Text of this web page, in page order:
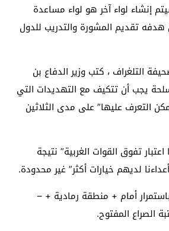
إنشاء لواء آخر هو لواء مساعدة
تقديم المشورة والتدريب للدول
التلغراف ، كتب وزير الدفاع بن
يجب أن تتكيف مع التهديدات التي
التعرف عليها” على مدى الثلاثين
تفوق القوات الغربية” نتيجة
لديهم خيارات أكثر” غير محدودة.
أمام + منطقة رمادية + –
الصراع المفتوح.